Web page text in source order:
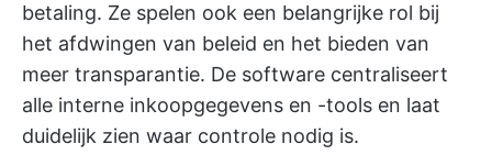
betaling. Ze spelen ook een belangrijke rol bij
het afdwingen van beleid en het bieden van
meer transparantie. De software centraliseert
alle interne inkoopgegevens en -tools en laat
duidelijk zien waar controle nodig is.